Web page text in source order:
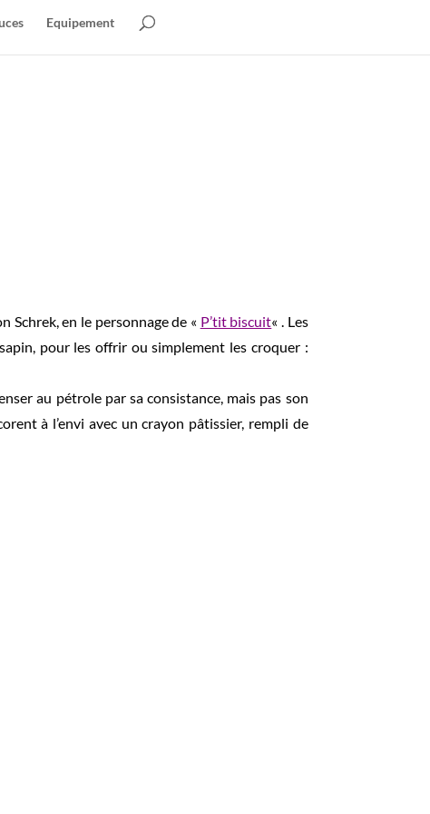
Equipement
Schrek, en le personnage de « P’tit biscuit« . Les
pour les offrir ou simplement les croquer :
au pétrole par sa consistance, mais pas son
à l’envi avec un crayon pâtissier, rempli de